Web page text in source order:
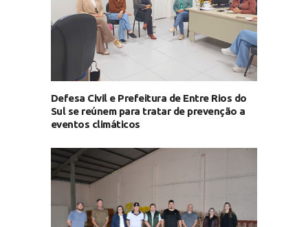
Defesa Civil e Prefeitura de Entre Rios do
Sul se reúnem para tratar de prevenção a
eventos climáticos